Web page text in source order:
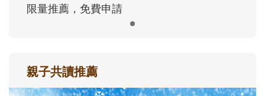
限量推薦，免費申請
親子共讀推薦